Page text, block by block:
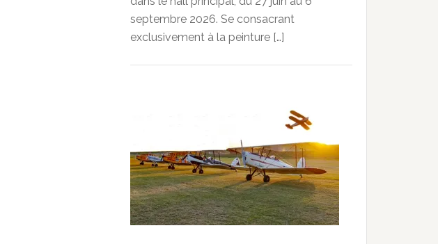
septembre 2026. Se consacrant
exclusivement à la peinture […]